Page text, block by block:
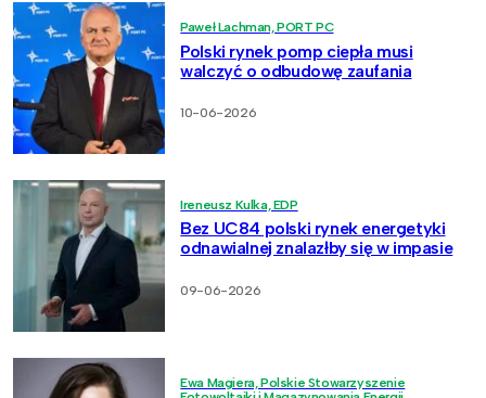
Paweł Lachman, PORT PC
Polski rynek pomp ciepła musi
walczyć o odbudowę zaufania
10-06-2026
Ireneusz Kulka, EDP
Bez UC84 polski rynek energetyki
odnawialnej znalazłby się w impasie
09-06-2026
Ewa Magiera, Polskie Stowarzyszenie